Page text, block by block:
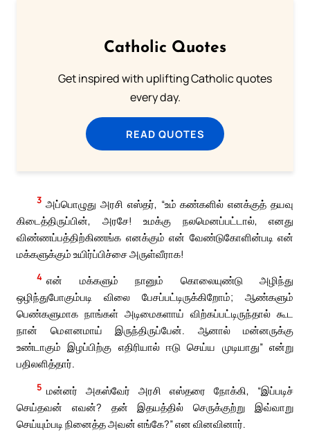
Catholic Quotes
Get inspired with uplifting Catholic quotes
every day.
READ QUOTES
3 அப்பொழுது அரசி எஸ்தர், “உம் கண்களில் எனக்குத் தயவு
கிடைத்திருப்பின், அரசே! உமக்கு நலமெனப்பட்டால், எனது
விண்ணப்பத்திற்கிணங்க எனக்கும் என் வேண்டுகோளின்படி என்
மக்களுக்கும் உயிர்ப்பிச்சை அருள்வீராக!
4 என் மக்களும் நானும் கொலையுண்டு அழிந்து
ஒழிந்துபோகும்படி விலை பேசப்பட்டிருக்கிறோம்; ஆண்களும்
பெண்களுமாக நாங்கள் அடிமைகளாய் விற்கப்பட்டிருந்தால் கூட
நான் மௌனமாய் இருந்திருப்பேன். ஆனால் மன்னருக்கு
உண்டாகும் இழப்பிற்கு எதிரியால் ஈடு செய்ய முடியாது” என்று
பதிலளித்தார்.
5 மன்னர் அகஸ்வேர் அரசி எஸ்தரை நோக்கி, “இப்படிச்
செய்தவன் எவன்? தன் இதயத்தில் செருக்குற்று இவ்வாறு
செய்யும்படி நினைத்த அவன் எங்கே?” என வினவினார்.